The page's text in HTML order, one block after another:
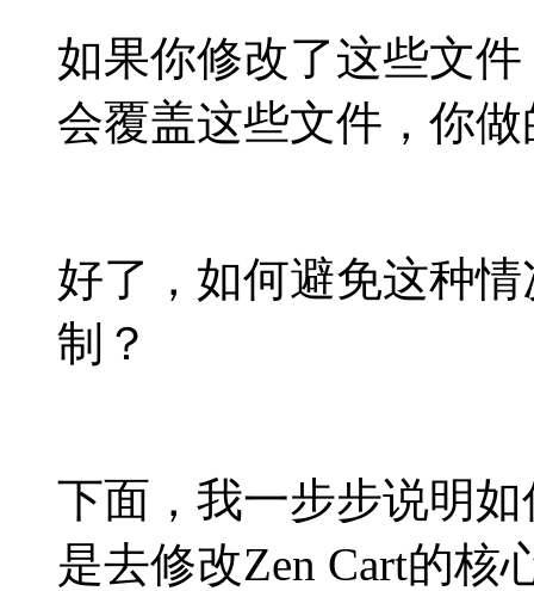
如果你修改了这些文
会覆盖这些文件，你
好了，如何避免这种
制？
下面，我一步步说明
是去修改Zen Cart的核